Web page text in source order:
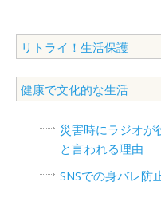
リトライ！生活保護
健康で文化的な生活
災害時にラジオ
と言われる理由
SNSでの身バレ防